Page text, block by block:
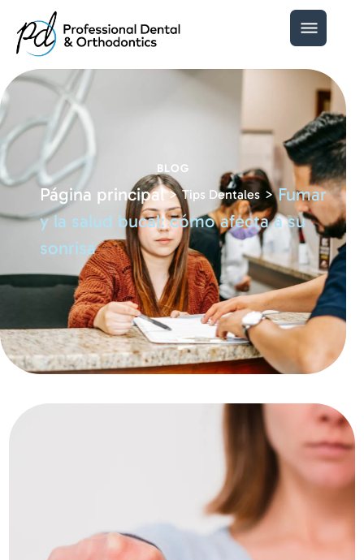
BLOG
Página principal >Tips Dentales >Fumar
y la salud bucal: cómo afecta a su
sonrisa